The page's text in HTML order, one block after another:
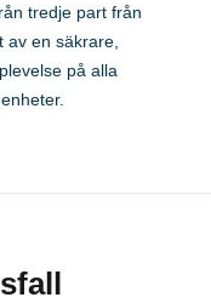
tredje part från
av en säkrare,
på alla